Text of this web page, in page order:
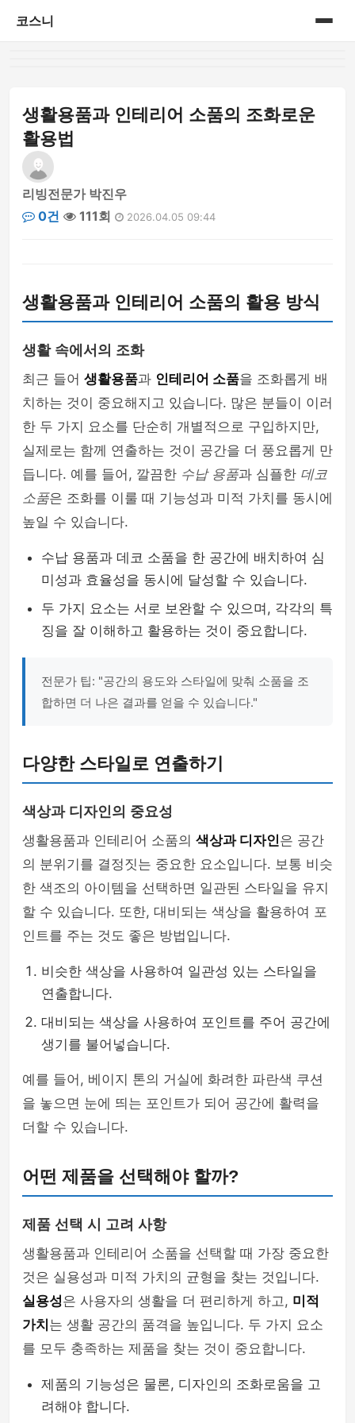
코스니
생활용품과 인테리어 소품의 조화로운
활용법
리빙전문가 박진우
0건
111회 2026.04.05 09:44
생활용품과 인테리어 소품의 활용 방식
생활 속에서의 조화
최근 들어 생활용품과 인테리어 소품을 조화롭게 배
치하는 것이 중요해지고 있습니다. 많은 분들이 이러
한 두 가지 요소를 단순히 개별적으로 구입하지만,
실제로는 함께 연출하는 것이 공간을 더 풍요롭게 만
듭니다. 예를 들어, 깔끔한 수납 용품과 심플한 데코
소품은 조화를 이룰 때 기능성과 미적 가치를 동시에
높일 수 있습니다.
수납 용품과 데코 소품을 한 공간에 배치하여 심
미성과 효율성을 동시에 달성할 수 있습니다.
두 가지 요소는 서로 보완할 수 있으며, 각각의 특
징을 잘 이해하고 활용하는 것이 중요합니다.
전문가 팁: "공간의 용도와 스타일에 맞춰 소품을 조
합하면 더 나은 결과를 얻을 수 있습니다."
다양한 스타일로 연출하기
색상과 디자인의 중요성
생활용품과 인테리어 소품의 색상과 디자인은 공간
의 분위기를 결정짓는 중요한 요소입니다. 보통 비슷
한 색조의 아이템을 선택하면 일관된 스타일을 유지
할 수 있습니다. 또한, 대비되는 색상을 활용하여 포
인트를 주는 것도 좋은 방법입니다.
비슷한 색상을 사용하여 일관성 있는 스타일을
연출합니다.
대비되는 색상을 사용하여 포인트를 주어 공간에
생기를 불어넣습니다.
예를 들어, 베이지 톤의 거실에 화려한 파란색 쿠션
을 놓으면 눈에 띄는 포인트가 되어 공간에 활력을
더할 수 있습니다.
어떤 제품을 선택해야 할까?
제품 선택 시 고려 사항
생활용품과 인테리어 소품을 선택할 때 가장 중요한
것은 실용성과 미적 가치의 균형을 찾는 것입니다.
실용성은 사용자의 생활을 더 편리하게 하고, 미적
가치 는 생활 공간의 품격을 높입니다. 두 가지 요소
를 모두 충족하는 제품을 찾는 것이 중요합니다.
제품의 기능성은 물론, 디자인의 조화로움을 고
려해야 합니다.